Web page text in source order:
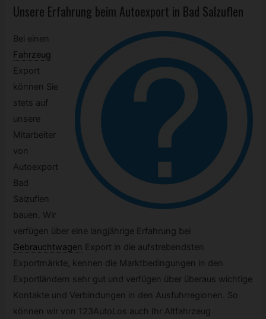
Unsere Erfahrung beim Autoexport in Bad Salzuflen
Bei einen
Fahrzeug
Export
können Sie
stets auf
unsere
Mitarbeiter
von
Autoexport
Bad
Salzuflen
bauen. Wir
verfügen über eine langjährige Erfahrung bei
Gebrauchtwagen Export in die aufstrebendsten
Exportmärkte, kennen die Marktbedingungen in den
Exportländern sehr gut und verfügen über überaus wichtige
Kontakte und Verbindungen in den Ausfuhrregionen. So
können wir von 123AutoLos auch Ihr Altfahrzeug